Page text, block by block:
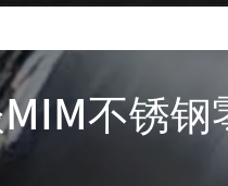
不锈钢